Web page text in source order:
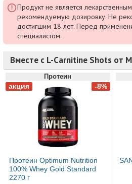
Продукт не является
рекомендуемую дозировку. Не
достигшим 18 лет. Перед
специалистом.
Вместе с L-Carnitine Shots от
Протеин
Протеин Optimum Nutrition
100% Whey Gold Standard
2270 г